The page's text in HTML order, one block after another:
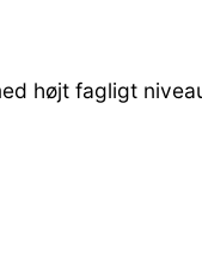
højt fagligt